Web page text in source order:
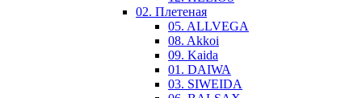
02. Плетеная
05. ALLVEGA
08. Akkoi
09. Kaida
01. DAIWA
03. SIWEIDA